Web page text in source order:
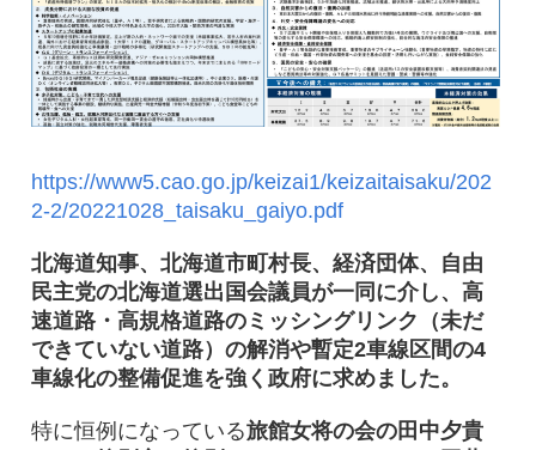
​​​​​​​https://www5.cao.go.jp/keizai1/keizaitaisaku/202
2-2/20221028_taisaku_gaiyo.pdf
北海道知事、北海道市町村長、経済団体、自由
民主党の北海道選出国会議員が一同に介し、高
速道路・高規格道路のミッシングリンク（未だ
できていない道路）の解消や暫定2車線区間の4
車線化の整備促進を強く政府に求めました。
特に恒例になっている旅館女将の会の田中夕貴